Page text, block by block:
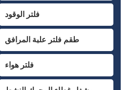
فلتر الوقود
طقم فلتر علبة المرافق
فلتر هواء